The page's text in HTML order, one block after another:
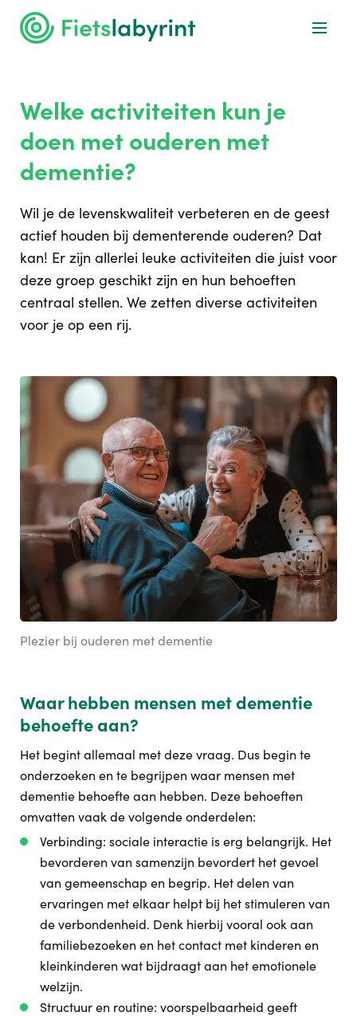
Welke activiteiten kun je
doen met ouderen met
dementie?
Wil je de levenskwaliteit verbeteren en de geest
actief houden bij dementerende ouderen? Dat
kan! Er zijn allerlei leuke activiteiten die juist voor
deze groep geschikt zijn en hun behoeften
centraal stellen. We zetten diverse activiteiten
voor je op een rij.
Plezier bij ouderen met dementie
Waar hebben mensen met dementie
behoefte aan?
Het begint allemaal met deze vraag. Dus begin te
onderzoeken en te begrijpen waar mensen met
dementie behoefte aan hebben. Deze behoeften
omvatten vaak de volgende onderdelen:
Verbinding: sociale interactie is erg belangrijk. Het
bevorderen van samenzijn bevordert het gevoel
van gemeenschap en begrip. Het delen van
ervaringen met elkaar helpt bij het stimuleren van
de verbondenheid. Denk hierbij vooral ook aan
familiebezoeken en het contact met kinderen en
kleinkinderen wat bijdraagt aan het emotionele
welzijn.
Structuur en routine: voorspelbaarheid geeft